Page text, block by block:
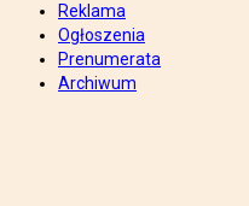
Reklama
Ogłoszenia
Prenumerata
Archiwum